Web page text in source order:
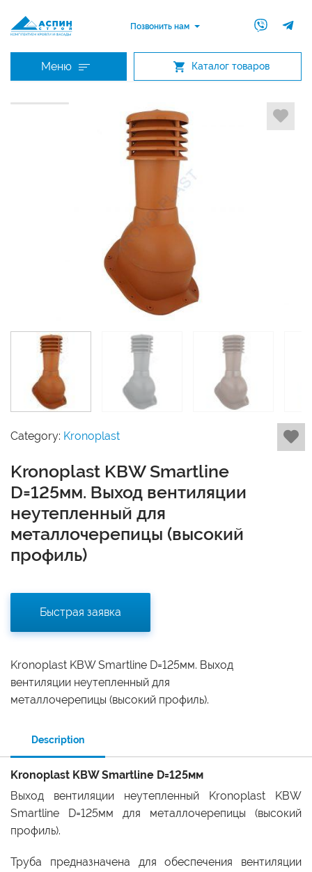
Позвонить нам
Меню Каталог товаров
Category: Kronoplast
Kronoplast KBW Smartline
D=125мм. Выход вентиляции
неутепленный для
металлочерепицы (высокий
профиль)
Быстрая заявка
Kronoplast KBW Smartline D=125мм. Выход
вентиляции неутепленный для
металлочерепицы (высокий профиль).
Description
Kronoplast KBW Smartline D=125мм
Выход вентиляции неутепленный Kronoplast KBW
Smartline D=125мм для металлочерепицы (высокий
профиль).
Труба предназначена для обеспечения вентиляции